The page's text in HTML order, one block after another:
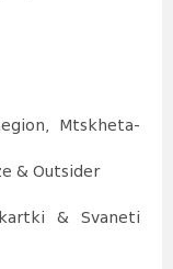
Mtskheta-
& Outsider
& Svaneti